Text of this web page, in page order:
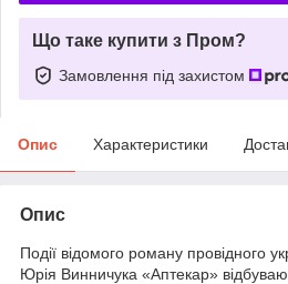
Що таке купити з Пром?
Замовлення під захистом
Опис Характеристики
Опис
Події відомого роману провідного
Юрія Винничука «Аптекар»